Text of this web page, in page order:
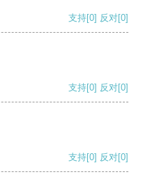
支持[0] 反对[0]
支持[0] 反对[0]
支持[0] 反对[0]